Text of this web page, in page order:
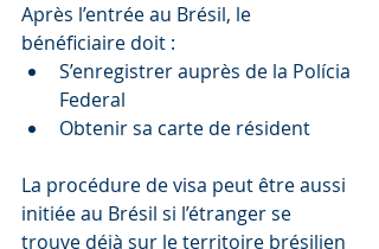
Après l’entrée au Brésil, le
bénéficiaire doit :
S’enregistrer auprès de la Polícia
Federal
Obtenir sa carte de résident
La procédure de visa peut être aussi
initiée au Brésil si l’étranger se
trouve déjà sur le territoire brésilien